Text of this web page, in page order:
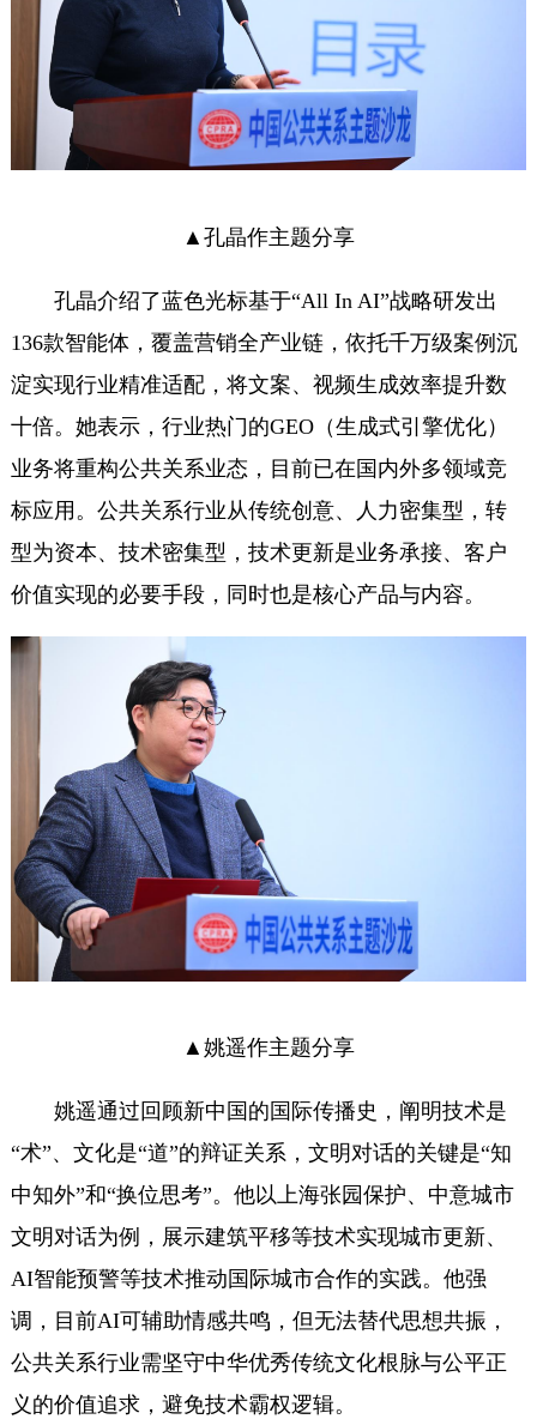
▲孔晶作主题分享
孔晶介绍了蓝色光标基于“All In AI”战略研发出
136款智能体，覆盖营销全产业链，依托千万级案例沉
淀实现行业精准适配，将文案、视频生成效率提升数
十倍。她表示，行业热门的GEO（生成式引擎优化）
业务将重构公共关系业态，目前已在国内外多领域竞
标应用。公共关系行业从传统创意、人力密集型，转
型为资本、技术密集型，技术更新是业务承接、客户
价值实现的必要手段，同时也是核心产品与内容。
▲姚遥作主题分享
姚遥通过回顾新中国的国际传播史，阐明技术是
“术”、文化是“道”的辩证关系，文明对话的关键是“知
中知外”和“换位思考”。他以上海张园保护、中意城市
文明对话为例，展示建筑平移等技术实现城市更新、
AI智能预警等技术推动国际城市合作的实践。他强
调，目前AI可辅助情感共鸣，但无法替代思想共振，
公共关系行业需坚守中华优秀传统文化根脉与公平正
义的价值追求，避免技术霸权逻辑。